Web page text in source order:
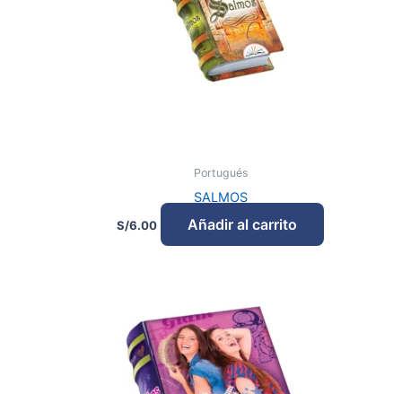
Portugués
SALMOS
S/6.00 Añadir al carrito